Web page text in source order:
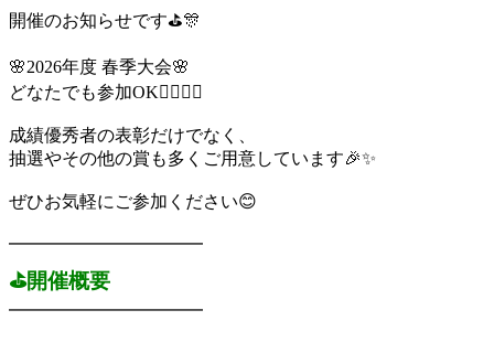
開催のお知らせです⛳🎊
🌸2026年度 春季大会🌸
どなたでも参加OK🙆‍♀️🙆‍♂️
成績優秀者の表彰だけでなく、
抽選やその他の賞も多くご用意しています🎉✨
ぜひお気軽にご参加ください😊
━━━━━━━━━━━
⛳開催概要
━━━━━━━━━━━